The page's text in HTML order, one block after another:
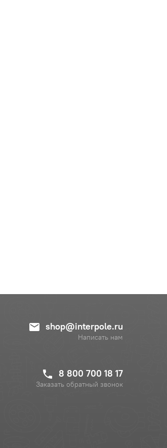
shop@interpole.ru
Написать нам
8 800 700 18 17
Заказать обратный звонок